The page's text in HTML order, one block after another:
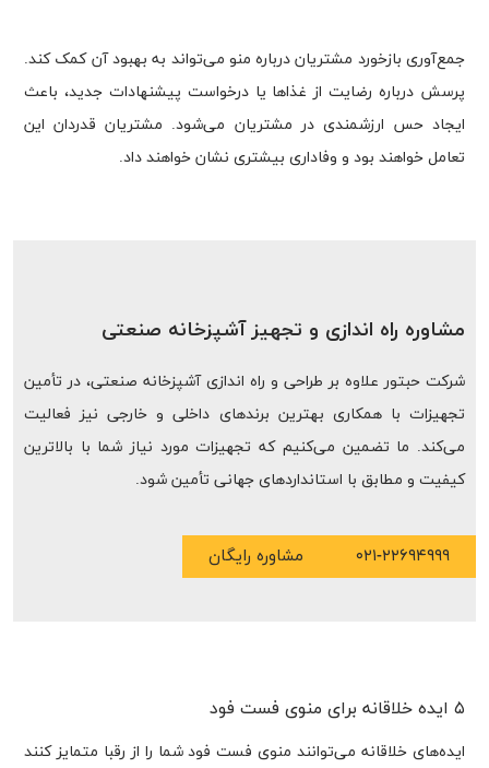
جمع‌آوری بازخورد مشتریان درباره منو می‌تواند به بهبود آن کمک کند.
پرسش درباره رضایت از غذاها یا درخواست پیشنهادات جدید، باعث
ایجاد حس ارزشمندی در مشتریان می‌شود. مشتریان قدردان این
تعامل خواهند بود و وفاداری بیشتری نشان خواهند داد.
مشاوره راه اندازی و تجهیز آشپزخانه صنعتی
شرکت حبتور علاوه بر طراحی و راه اندازی آشپزخانه صنعتی، در تأمین
تجهیزات با همکاری بهترین برندهای داخلی و خارجی نیز فعالیت
می‌کند. ما تضمین می‌کنیم که تجهیزات مورد نیاز شما با بالاترین
کیفیت و مطابق با استانداردهای جهانی تأمین شود.
۰۲۱-۲۲۶۹۴۹۹۹ مشاوره رایگان
۵ ایده خلاقانه برای منوی فست فود
ایده‌های خلاقانه می‌توانند منوی فست فود شما را از رقبا متمایز کنند